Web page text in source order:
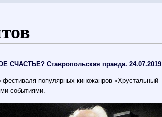
Ставропольская правда. 24.07.2019
популярных киножанров «Хрустальный
событиями.